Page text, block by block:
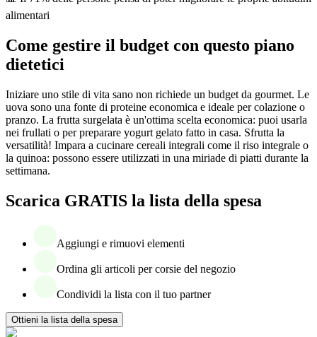
alimentari
Come gestire il budget con questo piano
dietetici
Iniziare uno stile di vita sano non richiede un budget da gourmet. Le
uova sono una fonte di proteine economica e ideale per colazione o
pranzo. La frutta surgelata è un'ottima scelta economica: puoi usarla
nei frullati o per preparare yogurt gelato fatto in casa. Sfrutta la
versatilità! Impara a cucinare cereali integrali come il riso integrale o
la quinoa: possono essere utilizzati in una miriade di piatti durante la
settimana.
Scarica GRATIS la lista della spesa
Aggiungi e rimuovi elementi
Ordina gli articoli per corsie del negozio
Condividi la lista con il tuo partner
Ottieni la lista della spesa